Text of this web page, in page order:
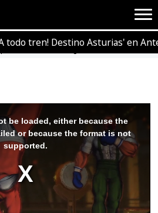
{/literal}
JUEGOS
ANÁLISIS
VÍDEOS
OCIO
todo tren! Destino Asturias' en
2012 'Street Fighter X Tekken'
be loaded, either because the
or because the format is not
supported.